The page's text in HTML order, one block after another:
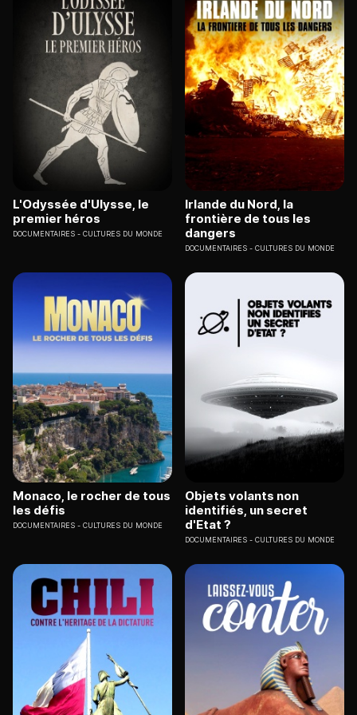
L'Odyssée d'Ulysse, le
premier héros
DOCUMENTAIRES CULTURES DU MONDE
Irlande du Nord, la
frontière de tous les
dangers
DOCUMENTAIRES CULTURES DU MONDE
Monaco, le rocher de tous
les défis
DOCUMENTAIRES CULTURES DU MONDE
Objets volants non
identifiés, un secret
d'Etat ?
DOCUMENTAIRES CULTURES DU MONDE